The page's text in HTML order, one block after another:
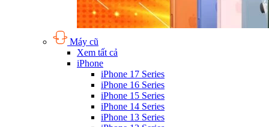
Máy cũ
Xem tất cả
iPhone
iPhone 17 Series
iPhone 16 Series
iPhone 15 Series
iPhone 14 Series
iPhone 13 Series